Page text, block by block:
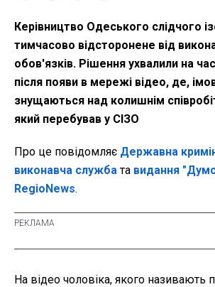
Керівництво Одеського слідчого
тимчасово відсторонене від
обов'язків. Рішення ухвалили на
після появи в мережі відео, де,
знущаються над колишнім
який перебував у СІЗО
Про це повідомляє Державна
виконавча служба та видання
RegioNews.
На відео чоловіка, якого називають